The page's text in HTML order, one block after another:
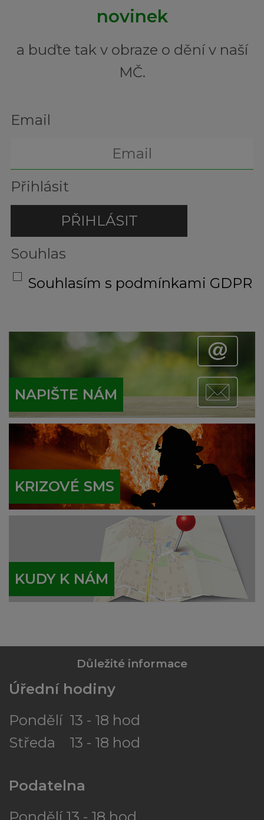
novinek
a buďte tak v obraze o dění v naší
MČ.
Email
Přihlásit
Souhlas
Souhlasím s podmínkami GDPR
NAPIŠTE NÁM
KRIZOVÉ SMS
KUDY K NÁM
Důležité informace
Úřední hodiny
Pondělí 13 - 18 hod
Středa 13 - 18 hod
Podatelna